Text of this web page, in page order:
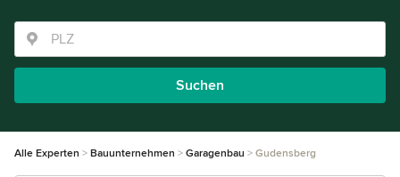
Suchen
Alle Experten Bauunternehmen Garagenbau Gudensberg